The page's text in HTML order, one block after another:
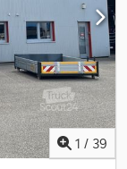
1 / 39